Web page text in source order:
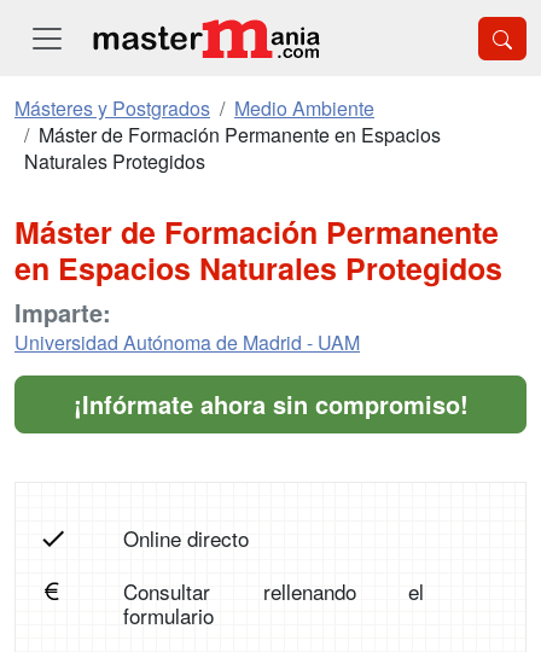
Másteres y Postgrados
Medio Ambiente
Máster de Formación Permanente en Espacios
Naturales Protegidos
Máster de Formación Permanente
en Espacios Naturales Protegidos
Imparte:
Universidad Autónoma de Madrid - UAM
¡Infórmate ahora sin compromiso!
Online directo
Consultar rellenando el
formulario